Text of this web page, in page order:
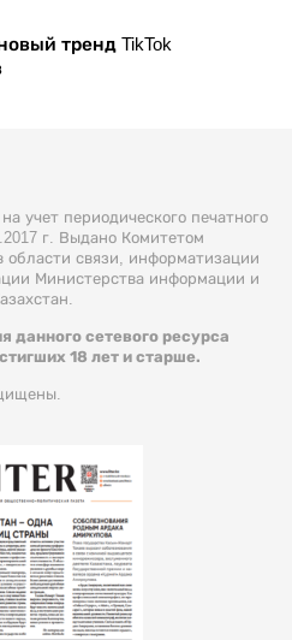
тренд TikTok
учет периодического печатного
г. Выдано Комитетом
области связи, информатизации
Министерства информации и
данного сетевого ресурса
18 лет и старше.